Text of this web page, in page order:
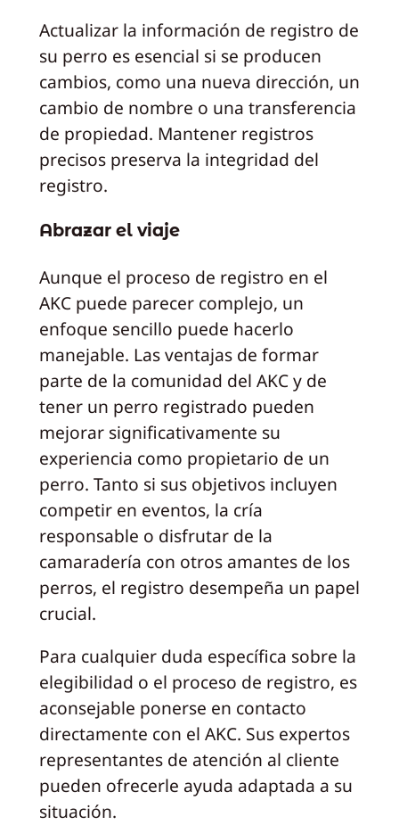
Actualizar la información de registro de
su perro es esencial si se producen
cambios, como una nueva dirección, un
cambio de nombre o una transferencia
de propiedad. Mantener registros
precisos preserva la integridad del
registro.
Abrazar el viaje
Aunque el proceso de registro en el
AKC puede parecer complejo, un
enfoque sencillo puede hacerlo
manejable. Las ventajas de formar
parte de la comunidad del AKC y de
tener un perro registrado pueden
mejorar significativamente su
experiencia como propietario de un
perro. Tanto si sus objetivos incluyen
competir en eventos, la cría
responsable o disfrutar de la
camaradería con otros amantes de los
perros, el registro desempeña un papel
crucial.
Para cualquier duda específica sobre la
elegibilidad o el proceso de registro, es
aconsejable ponerse en contacto
directamente con el AKC. Sus expertos
representantes de atención al cliente
pueden ofrecerle ayuda adaptada a su
situación.